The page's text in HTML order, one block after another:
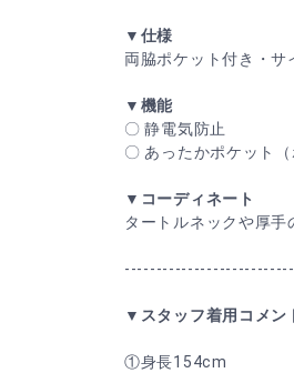
▼仕様
両脇ポケット付き・サ
▼機能
〇 静電気防止
〇 あったかポケット
▼コーディネート
タートルネックや厚手
▼スタッフ着用コメン
①身長154cm